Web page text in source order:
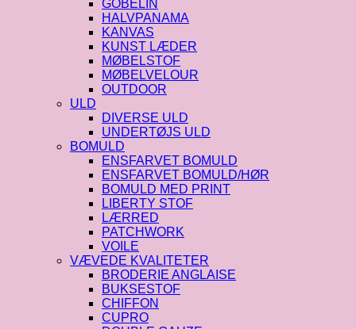
GOBELIN
HALVPANAMA
KANVAS
KUNST LÆDER
MØBELSTOF
MØBELVELOUR
OUTDOOR
ULD
DIVERSE ULD
UNDERTØJS ULD
BOMULD
ENSFARVET BOMULD
ENSFARVET BOMULD/HØR
BOMULD MED PRINT
LIBERTY STOF
LÆRRED
PATCHWORK
VOILE
VÆVEDE KVALITETER
BRODERIE ANGLAISE
BUKSESTOF
CHIFFON
CUPRO